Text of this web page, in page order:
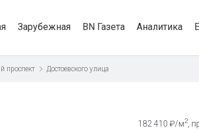
Зарубежная BN Газета Аналитика
проспект Достоевского улица
182 410 ₽/м2,